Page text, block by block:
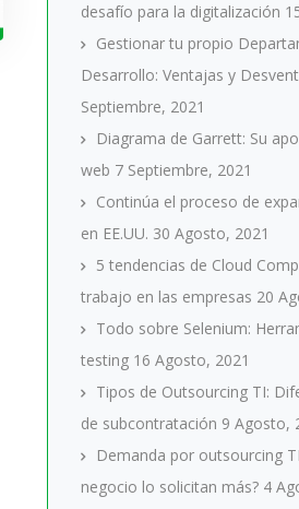
desafío para la digitalización
Gestionar tu propio
Desarrollo: Ventajas y
Septiembre, 2021
Diagrama de Garrett: Su
web 7 Septiembre, 2021
Continúa el proceso de
en EE.UU. 30 Agosto, 2021
5 tendencias de Cloud
trabajo en las empresas 20
Todo sobre Selenium:
testing 16 Agosto, 2021
Tipos de Outsourcing TI:
de subcontratación 9 Agosto,
Demanda por outsourcing
negocio lo solicitan más? 4